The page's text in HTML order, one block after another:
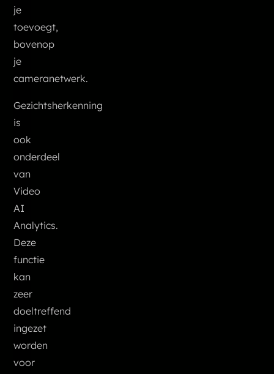
je
toevoegt,
bovenop
je
cameranetwerk.
Gezichtsherkenning
is
ook
onderdeel
van
Video
AI
Analytics.
Deze
functie
kan
zeer
doeltreffend
ingezet
worden
voor